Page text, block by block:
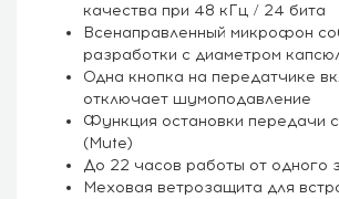
качества при 48 кГц / 24 бита
Всенаправленный микрофон
разработки с диаметром
Одна кнопка на передатчике
отключает шумоподавление
Функция остановки передачи
(Mute)
До 22 часов работы от одного
Меховая ветрозащита для